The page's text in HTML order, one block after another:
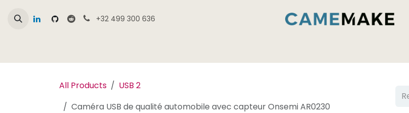
+32 499 300 636
All Products
USB 2
Caméra USB de qualité automobile avec capteur Onsemi AR0230